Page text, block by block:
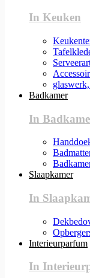
In Keuken
Badkamer
In
Slaapkamer
In
Interieurparfum
In